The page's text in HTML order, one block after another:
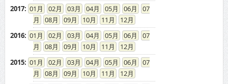
2017: 01 02 03 04 05 06
07
08
09 10 11
12
2016: 01 02 03 04 05 06
07
08
09 10 11
12
2015: 01 02 03 04 05 06
07
08
09 10 11
12